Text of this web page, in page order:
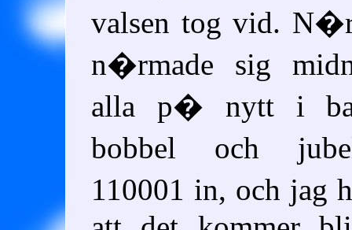
valsen tog vid.
n�rmade sig
alla p� nytt i
bobbel och
110001 in, och